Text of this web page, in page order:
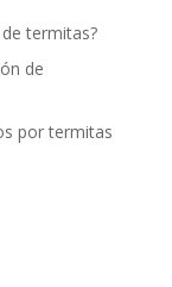
termitas?
de
por termitas